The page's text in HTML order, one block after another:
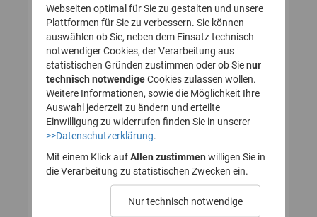
So legen Sie Ihr Nutzerkonto für
das Transparenzregister an
(Registrierung):
1. Nutzerkonto erstellen
des Nutzerkontos
Webseiten optimal für Sie zu gestalten und unsere
Plattformen für Sie zu verbessern. Sie können
auswählen ob Sie, neben dem Einsatz technisch
notwendiger Cookies, der Verarbeitung aus
statistischen Gründen zustimmen oder ob Sienur
technisch notwendigeCookies zulassen wollen.
Weitere Informationen, sowie die Möglichkeit Ihre
Auswahl jederzeit zu ändern und erteilte
Einwilligung zu widerrufen finden Sie in unserer
>>Datenschutzerklärung
Mit einem Klick auf Allen zustimmen willigen Sie in
die Verarbeitung zu statistischen Zwecken ein.
Nur technisch notwendige